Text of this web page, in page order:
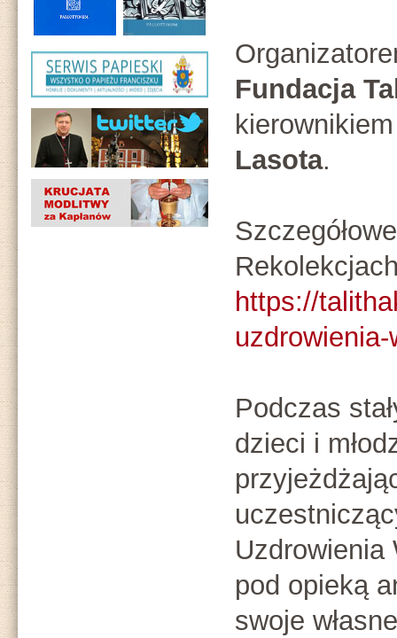
Fundacja
Lasota.
https://
Podczas
dzieci i
Uzdrowienia
pod opieką
swoje